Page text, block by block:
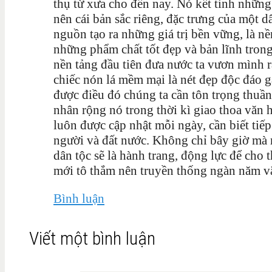
thụ từ xưa cho đến nay. Nó kết tinh
nên cái bản sắc riêng, đặc trưng của một
nguồn tạo ra những giá trị bền vững, là
những phẩm chất tốt đẹp và bản lĩnh
nền tảng đầu tiên đưa nước ta vươn
chiếc nón lá mềm mại là nét đẹp độc đáo
được điều đó chúng ta cần tôn trọng
nhân rộng nó trong thời kì giao thoa văn
luôn được cập nhật mỗi ngày, cần biết
người và đất nước. Không chỉ bây giờ
dân tộc sẽ là hành trang, động lực để
mới tô thắm nên truyền thống ngàn năm
Bình luận
Viết một bình luận